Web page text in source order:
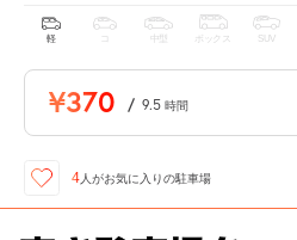
軽 中型 ボックス SUV
¥370 / 9.5 時間
4 人がお気に入りの駐車場